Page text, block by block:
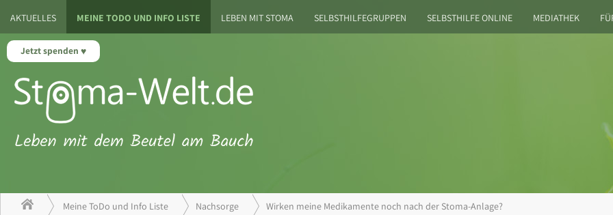
Jetzt spenden
AKTUELLES MEINE TODO UND INFO LISTE LEBEN MIT STOMA SELBSTHILFEGRUPPEN SELBSTHILFE ONLINE MEDIATHEK
Meine ToDo und Info Liste Nachsorge Wirken meine Medikamente noch nach der Stoma-Anlage?